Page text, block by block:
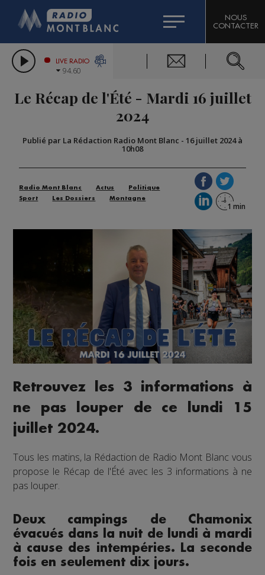
LES CHRONIQUES DE L'EXPERT
CITIZEN MACHINERY
GRAND MASSIF DOMAINES SKIABLES
BIGARD
COMPAGNIE DU MONT-BLANC
NOUS
CONTACTER
LIVE RADIO
94.60
Le Récap de l'Été - Mardi 16 juillet
2024
Publié par La Rédaction Radio Mont Blanc - 16 juillet 2024 à
10h08
Radio Mont Blanc Actus
Politique
Sport
Les Dossiers Montagne
Retrouvez les 3 informations à
ne pas louper de ce lundi 15
juillet 2024.
Tous les matins, la Rédaction de Radio Mont Blanc vous
propose le Récap de l'Été avec les 3 informations à ne
pas louper.
Deux campings de Chamonix
évacués dans la nuit de lundi à mardi
à cause des intempéries. La seconde
fois en seulement dix jours.